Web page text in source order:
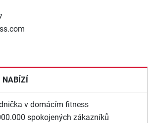
NABÍZÍ
v domácím fitness
spokojených zákazníků